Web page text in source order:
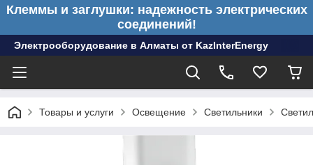
Клеммы и заглушки: надежность электрических
соединений!
Электрооборудование в Алматы от KazInterEnergy
Товары и услуги Освещение Светильники